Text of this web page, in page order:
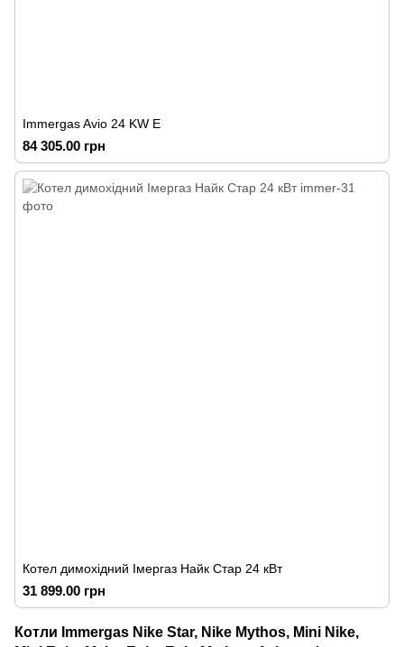
Immergas Avio 24 KW Е
84 305.00 грн
Котел димохідний Імергаз Найк Стар 24 кВт
31 899.00 грн
Котли Immergas Nike Star, Nike Mythos, Mini Nike,